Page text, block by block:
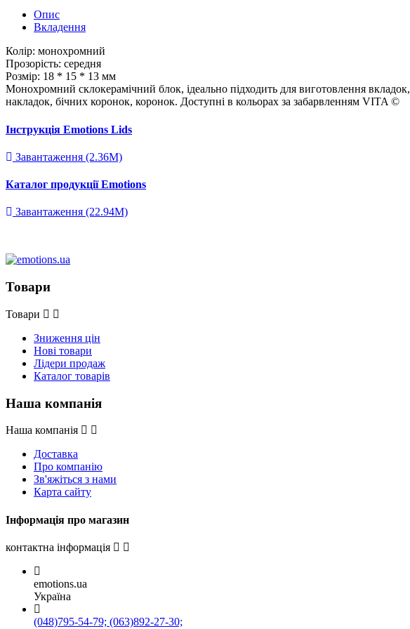
Опис
Вкладення
Колір: монохромний
Прозорість: середня
Розмір: 18 * 15 * 13 мм
Монохромний склокерамічний блок, ідеально підходить для виготовлення вкладок,
накладок, бічних коронок, коронок. Доступні в кольорах за забарвленням VITA ©
Інструкція Emotions Lids
Завантаження (2.36M)
Каталог продукції Emotions
Завантаження (22.94M)
Товари
Товари
Зниження цін
Нові товари
Лідери продаж
Каталог товарів
Наша компанія
Наша компанія
Доставка
Про компанію
Зв'яжіться з нами
Карта сайту
Інформація про магазин
контактна інформація
emotions.ua
Україна
(048)795-54-79; (063)892-27-30;